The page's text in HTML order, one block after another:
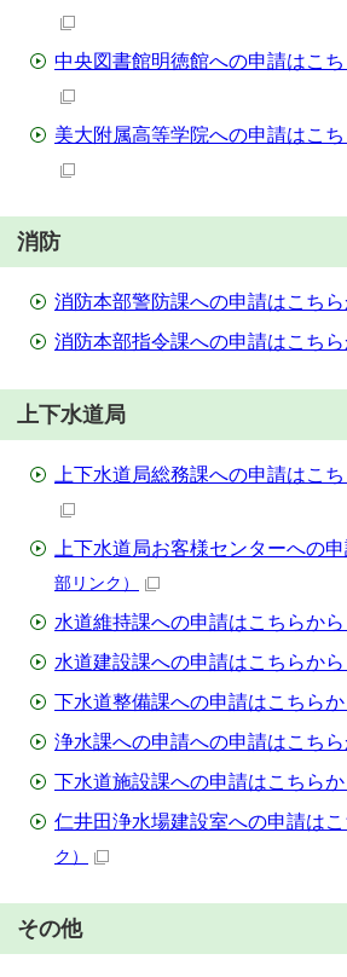
中央図書館明徳館への申請はこち
美大附属高等学院への申請はこ
消防
消防本部警防課への申請はこちら
消防本部指令課への申請はこちら
上下水道局
上下水道局総務課への申請はこ
上下水道局お客様センターへの
部リンク）
水道維持課への申請はこちらから
水道建設課への申請はこちらから
下水道整備課への申請はこちらか
浄水課への申請への申請はこちら
下水道施設課への申請はこちらか
仁井田浄水場建設室への申請は
ク）
その他